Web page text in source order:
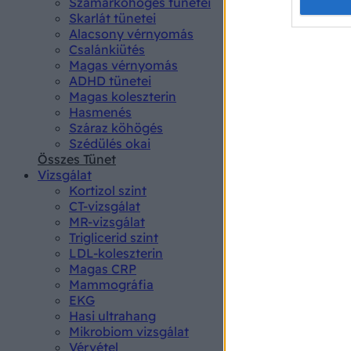
Skarlát tünetei
Alacsony vérnyomás
Csalánkiütés
Magas vérnyomás
ADHD tünetei
Magas koleszterin
Hasmenés
Száraz köhögés
Szédülés okai
Összes Tünet
Vizsgálat
Kortizol szint
CT-vizsgálat
MR-vizsgálat
Triglicerid szint
LDL-koleszterin
Magas CRP
Mammográfia
EKG
Hasi ultrahang
Mikrobiom vizsgálat
Vérvétel